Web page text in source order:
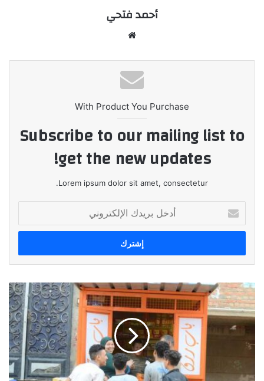
أحمد فتحي
With Product You Purchase
Subscribe to our mailing list to
get the new updates!
Lorem ipsum dolor sit amet, consectetur.
بريدك
الإلكتروني
اورنچ
مصر
تكشف
عن
فاعليات
"